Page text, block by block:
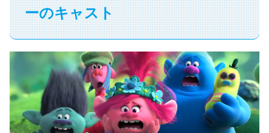
ーのキャスト